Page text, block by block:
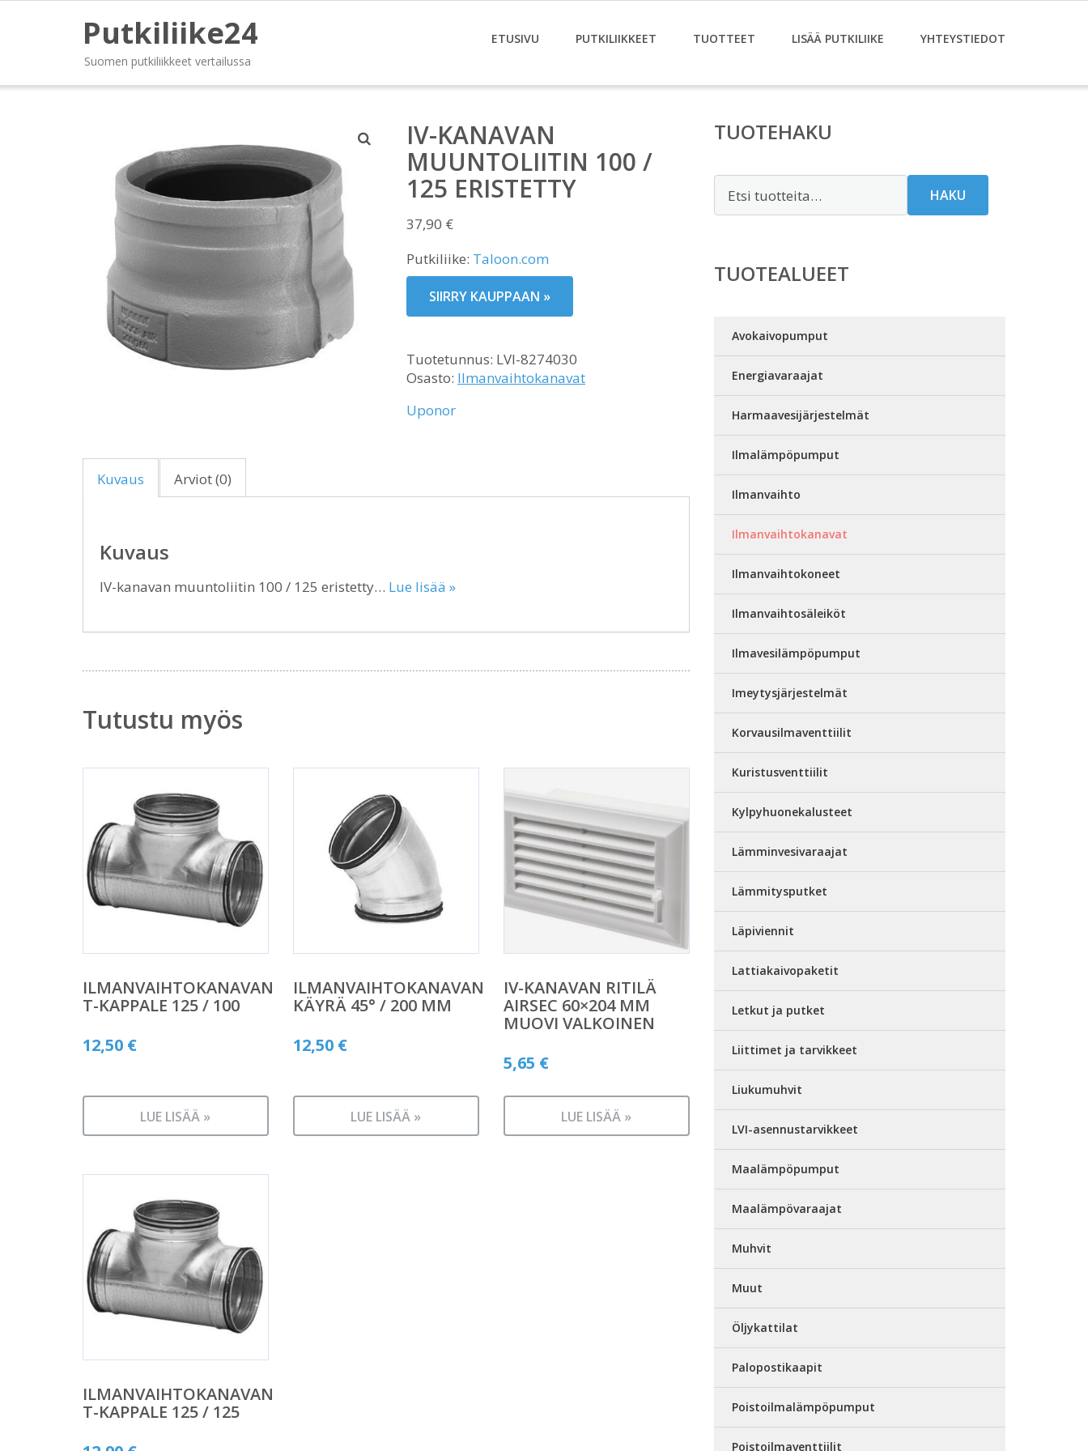
Putkiliike24
Suomen putkiliikkeet vertailussa
ETUSIVU PUTKILIIKKEET TUOTTEET LISÄÄ PUTKILIIKE YHTEYSTIEDOT
IV-KANAVAN
MUUNTOLIITIN 100 /
125 ERISTETTY
37,90 €
Putkiliike: Taloon.com
SIIRRY KAUPPAAN »
Tuotetunnus: LVI-8274030
Osasto: Ilmanvaihtokanavat
Uponor
Kuvaus Arviot (0)
Kuvaus
IV-kanavan muuntoliitin 100 / 125 eristetty… Lue lisää »
Tutustu myös
ILMANVAIHTOKANAVAN
T-KAPPALE 125 / 100
12,50 €
LUE LISÄÄ »
ILMANVAIHTOKANAVAN
KÄYRÄ 45° / 200 MM
12,50 €
LUE LISÄÄ »
IV-KANAVAN RITILÄ
AIRSEC 60×204 MM
MUOVI VALKOINEN
5,65 €
LUE LISÄÄ »
ILMANVAIHTOKANAVAN
T-KAPPALE 125 / 125
TUOTEHAKU
HAKU
TUOTEALUEET
Avokaivopumput
Energiavaraajat
Harmaavesijärjestelmät
Ilmalämpöpumput
Ilmanvaihto
Ilmanvaihtokanavat
Ilmanvaihtokoneet
Ilmanvaihtosäleiköt
Ilmavesilämpöpumput
Imeytysjärjestelmät
Korvausilmaventtiilit
Kuristusventtiilit
Kylpyhuonekalusteet
Lämminvesivaraajat
Lämmitysputket
Läpiviennit
Lattiakaivopaketit
Letkut ja putket
Liittimet ja tarvikkeet
Liukumuhvit
LVI-asennustarvikkeet
Maalämpöpumput
Maalämpövaraajat
Muhvit
Muut
Öljykattilat
Palopostikaapit
Poistoilmalämpöpumput
Poistoilmaventtiilit